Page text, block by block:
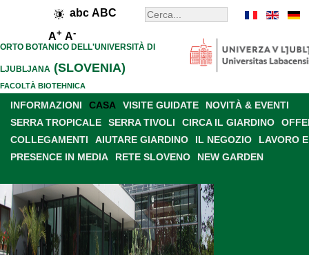
abc ABC
A+ A-
ORTO BOTANICO DELL'UNIVERSITÀ DI
LJUBLJANA (SLOVENIA)
FACOLTÀ BIOTEHNICA
INFORMAZIONI CASA VISITE GUIDATE
NOVITÀ & EVENTI
SERRA TROPICALE
SERRA TIVOLI CIRCA IL GIARDINO
COLLEGAMENTI
AIUTARE GIARDINO IL NEGOZIO
LAVORO
PRESENCE IN MEDIA
RETE SLOVENO NEW GARDEN